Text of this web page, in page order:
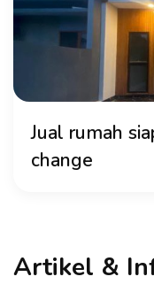
Jual rumah
change
Artikel &